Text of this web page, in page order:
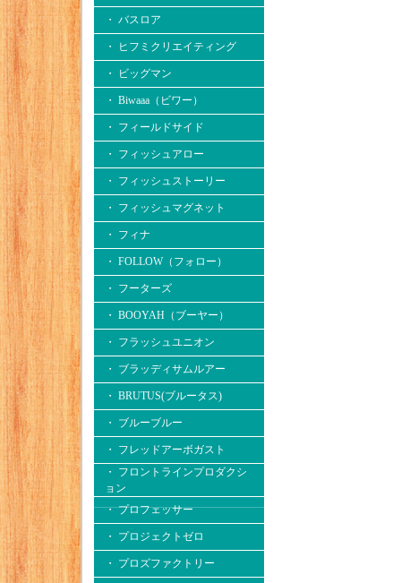
・ バスロア
・ ヒフミクリエイティング
・ ビッグマン
・ Biwaaa（ビワー）
・ フィールドサイド
・ フィッシュアロー
・ フィッシュストーリー
・ フィッシュマグネット
・ フィナ
・ FOLLOW（フォロー）
・ フーターズ
・ BOOYAH（ブーヤー）
・ フラッシュユニオン
・ ブラッディサムルアー
・ BRUTUS(ブルータス)
・ ブルーブルー
・ フレッドアーボガスト
・ フロントラインプロダクシ
ョン
・ プロフェッサー
・ プロジェクトゼロ
・ プロズファクトリー